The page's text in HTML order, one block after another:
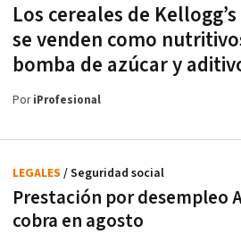
Los cereales de
se venden como
bomba de azúcar y
PoriProfesional
Prestación por desempleo
cobra en agosto
LEGALES / Seguridad social